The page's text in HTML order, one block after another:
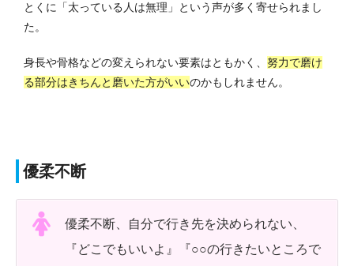
とくに「太っている人は無理」という声が多く寄せられまし
た。
身長や骨格などの変えられない要素はともかく、 努力で磨け
る部分はきちんと磨いた方がいいのかもしれません。
優柔不断
優柔不断、自分で行き先を決められない、
『どこでもいいよ』『○○の行きたいところで